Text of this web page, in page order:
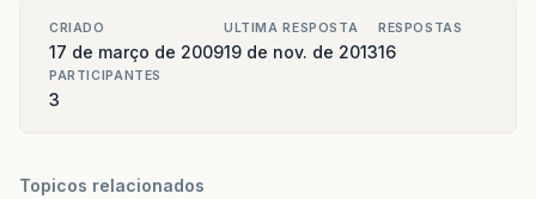
CRIADO
17 de março de 2009
ULTIMA RESPOSTA
19 de nov. de 2013
RESPOSTAS
16
PARTICIPANTES
3
Topicos relacionados